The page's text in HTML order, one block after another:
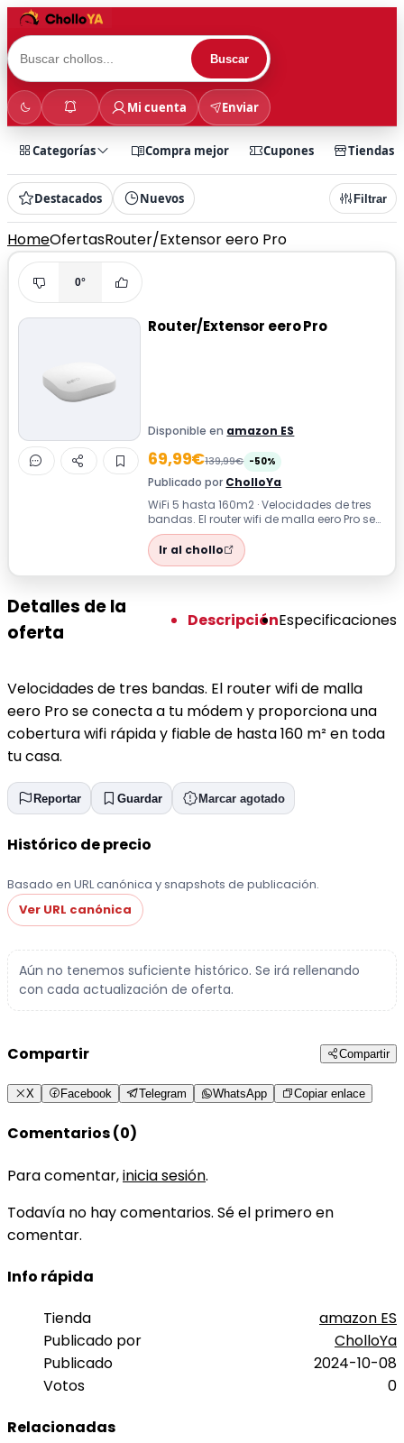
Buscar
Mi cuenta Enviar
Categorías Compra mejor Cupones Tiendas
Destacados Nuevos Filtrar
HomeOfertasRouter/Extensor eero Pro
0°
Router/Extensor eero Pro
Disponible en amazon ES
69,99€139,99€ -50%
Publicado por CholloYa
WiFi 5 hasta 160m2 · Velocidades de tres
bandas. El router wifi de malla eero Pro se
conecta a tu módem y proporciona...
Ir al chollo
Detalles de la
oferta
DescripciónEspecificaciones
Velocidades de tres bandas. El router wifi de malla
eero Pro se conecta a tu módem y proporciona una
cobertura wifi rápida y fiable de hasta 160 m² en toda
tu casa.
Reportar Guardar Marcar agotado
Histórico de precio
Basado en URL canónica y snapshots de publicación.
Ver URL canónica
Aún no tenemos suficiente histórico. Se irá rellenando
con cada actualización de oferta.
Compartir Compartir
X Facebook Telegram WhatsApp Copiar enlace
Comentarios (0)
Para comentar,inicia sesión.
Todavía no hay comentarios. Sé el primero en
comentar.
Info rápida
Tienda
amazon ES
Publicado por
CholloYa
Publicado
2024-10-08
Votos
0
Relacionadas